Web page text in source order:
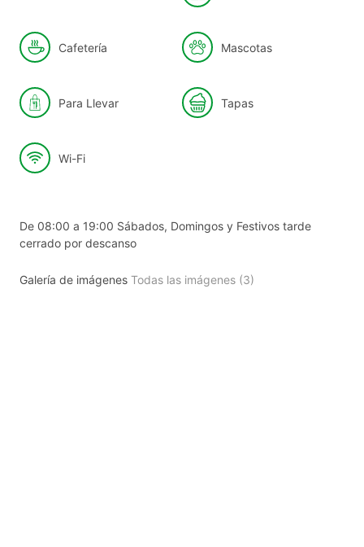
Cafetería Mascotas
Para Llevar Tapas
Wi-Fi
De 08:00 a 19:00 Sábados, Domingos y Festivos tarde
cerrado por descanso
Galería de imágenes Todas las imágenes (3)